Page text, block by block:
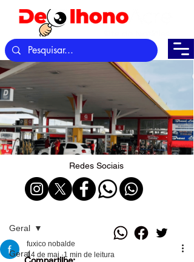
Redes Sociais
Geral
Geral
fuxico nobalde
14 de mai. 1 min de leitura